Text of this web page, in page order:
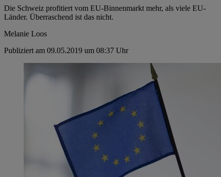
Die Schweiz profitiert vom EU-Binnenmarkt mehr, als viele EU-
Länder. Überraschend ist das nicht.
Melanie Loos
Publiziert am 09.05.2019 um 08:37 Uhr